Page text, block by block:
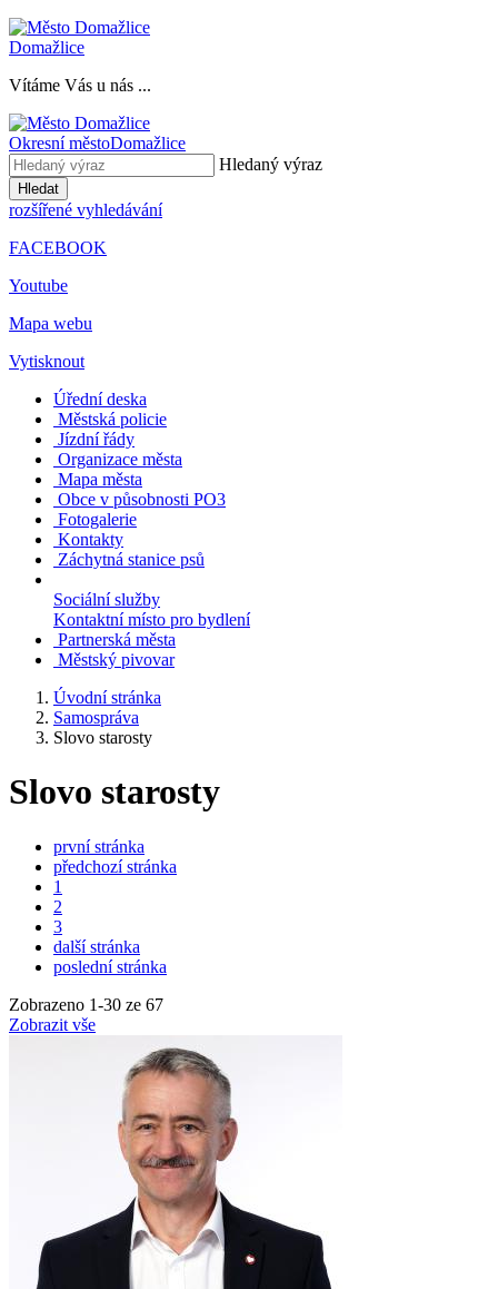
Domažlice
Vítáme Vás u nás ...
Okresní městoDomažlice
Hledaný výraz
Hledat
rozšířené vyhledávání
FACEBOOK
Youtube
Mapa webu
Vytisknout
Úřední deska
Městská policie
Jízdní řády
Organizace města
Mapa města
Obce v působnosti PO3
Fotogalerie
Kontakty
Záchytná stanice psů
Sociální služby
Kontaktní místo pro bydlení
Partnerská města
Městský pivovar
Úvodní stránka
Samospráva
Slovo starosty
Slovo starosty
první stránka
předchozí stránka
1
2
3
další stránka
poslední stránka
Zobrazeno 1-30 ze 67
Zobrazit vše